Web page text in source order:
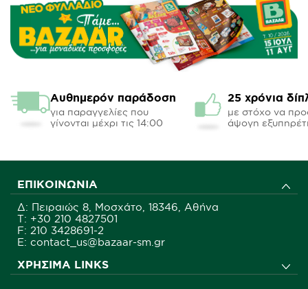
Αυθημερόν παράδοση
για παραγγελίες που
γίνονται μέχρι τις 14:00
25 χρόνια
με στόχο να
άψογη
ΕΠΙΚΟΙΝΩΝΊΑ
Δ: Πειραιώς 8, Μοσχάτο, 18346, Αθήνα
Τ: +30 210 4827501
F: 210 3428691-2
E: contact_us@bazaar-sm.gr
ΧΡΉΣΙΜΑ LINKS